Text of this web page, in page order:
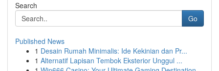
Search
Go
Published News
1 Desain Rumah Minimalis: Ide Kekinian dan Pr...
1 Alternatif Lapisan Tembok Eksterior Unggul ...